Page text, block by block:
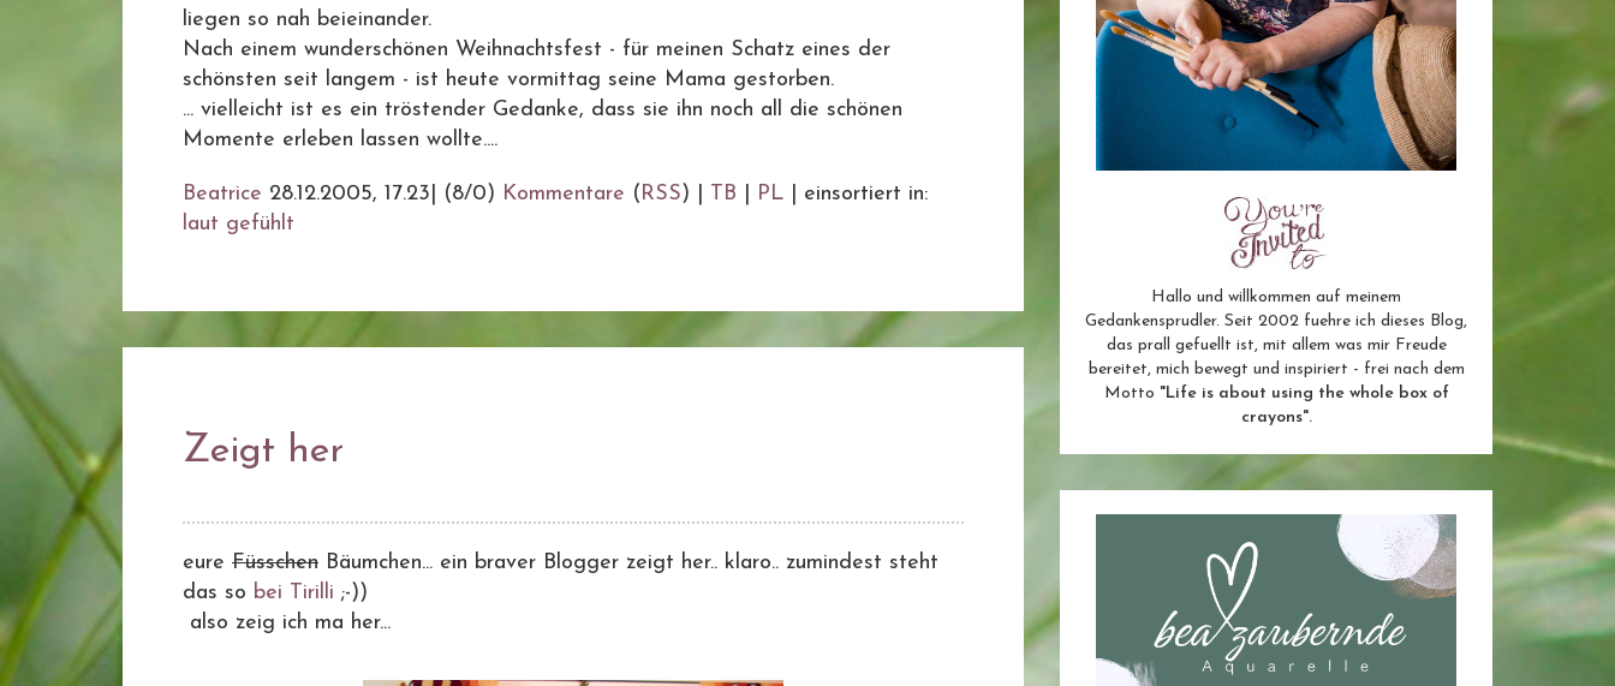
liegen so nah beieinander.
Nach einem wunderschönen Weihnachtsfest - für meinen Schatz eines der
schönsten seit langem - ist heute vormittag seine Mama gestorben.
... vielleicht ist es ein tröstender Gedanke, dass sie ihn noch all die schönen
Momente erleben lassen wollte....
Beatrice 28.12.2005, 17.23 (8/0) Kommentare (RSS) | TB PL
einsortiert in:
laut gefühlt
Zeigt her
eure Füsschen Bäumchen... ein braver Blogger zeigt her.. klaro.. zumindest steht
das so bei Tirilli ;-))
also zeig ich ma her...
Hallo und willkommen auf meinem
Gedankensprudler. Seit 2002 fuehre ich dieses Blog,
das prall gefuellt ist, mit allem was mir Freude
bereitet, mich bewegt und inspiriert - frei nach dem
Motto "Life is about using the whole box of
crayons".